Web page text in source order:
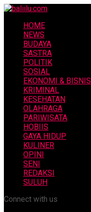
HOME
NEWS
BUDAYA
SASTRA
POLITIK
SOSIAL
EKONOMI & BISNIS
KRIMINAL
KESEHATAN
OLAHRAGA
PARIWISATA
HOBIIS
GAYA HIDUP
KULINER
OPINI
SENI
REDAKSI
SULUH
Connect with us